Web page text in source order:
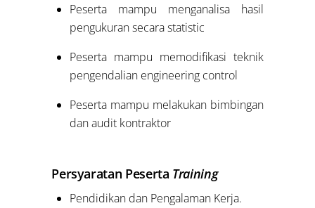
Peserta mampu menganalisa hasil
pengukuran secara statistic
Peserta mampu memodifikasi teknik
pengendalian engineering control
Peserta mampu melakukan bimbingan
dan audit kontraktor
Persyaratan Peserta Training
Pendidikan dan Pengalaman Kerja.